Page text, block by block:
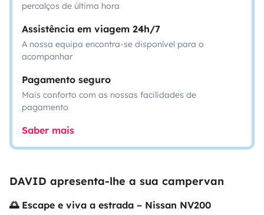
percalços de última hora
Assistência em viagem 24h/7
A nossa equipa encontra-se disponível para o
acompanhar
Pagamento seguro
Mais conforto com as nossas facilidades de
pagamento
Saber mais
DAVID apresenta-lhe a sua campervan
🌅 Escape e viva a estrada – Nissan NV200